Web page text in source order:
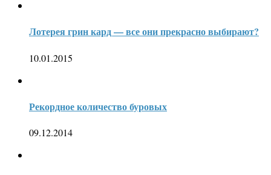
Лотерея грин кард — все они прекрасно выбирают?
10.01.2015
Рекордное количество буровых
09.12.2014